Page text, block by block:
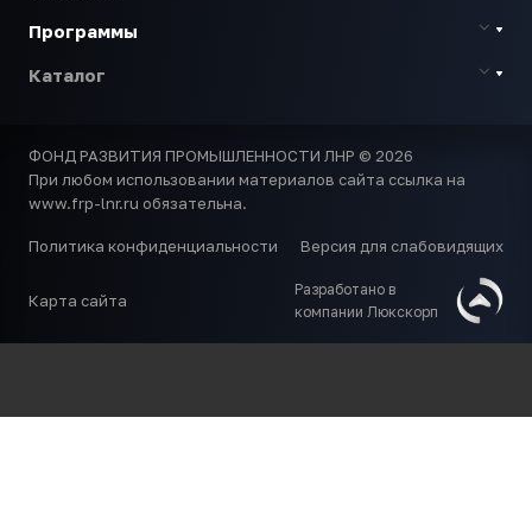
Программы
Каталог
ФОНД РАЗВИТИЯ ПРОМЫШЛЕННОСТИ ЛНР © 2026
При любом использовании материалов сайта ссылка на
www.frp-lnr.ru обязательна.
Политика конфиденциальности Версия для слабовидящих
Карта сайта
Разработано в
компании Люкскорп